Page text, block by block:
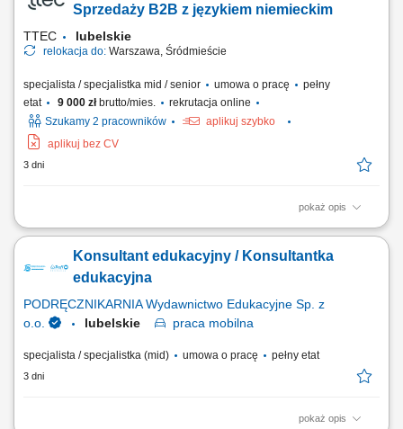
umówionych przez The Point. Umawianiem i przeprowadzaniem
Sprzedaży B2B z językiem niemieckim
TTEC lubelskie
relokacja do: Warszawa, Śródmieście
specjalista / specjalistka mid / senior umowa o pracę
pełny
etat
9 000 złbrutto/mies.
rekrutacja online
Szukamy 2 pracowników
aplikuj szybko
aplikuj bez CV
3 dni
pokaż opis
Opis stanowiska wyszukiwanie i analizowanie potencjalnych klientów
sprzedażowych oraz kwalifikowanie leadów dla zespołu handlowego,
prowadzenie pierwszego kontaktu z potencjalnymi klientami i badanie
Konsultant edukacyjny / Konsultantka
edukacyjna
PODRĘCZNIKARNIA Wydawnictwo Edukacyjne Sp. z
o.o.
lubelskie praca mobilna
specjalista / specjalistka (mid) umowa o pracę pełny etat
3 dni
pokaż opis